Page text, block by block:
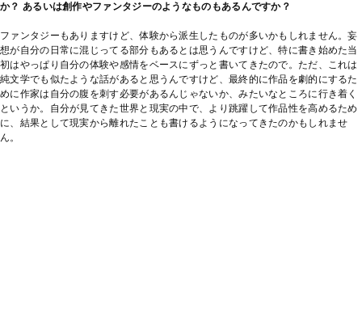
か？ あるいは創作やファンタジーのようなものもあるんですか？
ファンタジーもありますけど、体験から派生したものが多いかもしれません。妄
想が自分の日常に混じってる部分もあるとは思うんですけど、特に書き始めた当
初はやっぱり自分の体験や感情をベースにずっと書いてきたので。ただ、これは
純文学でも似たような話があると思うんですけど、最終的に作品を劇的にするた
めに作家は自分の腹を刺す必要があるんじゃないか、みたいなところに行き着く
というか。自分が見てきた世界と現実の中で、より跳躍して作品性を高めるため
に、結果として現実から離れたことも書けるようになってきたのかもしれませ
ん。